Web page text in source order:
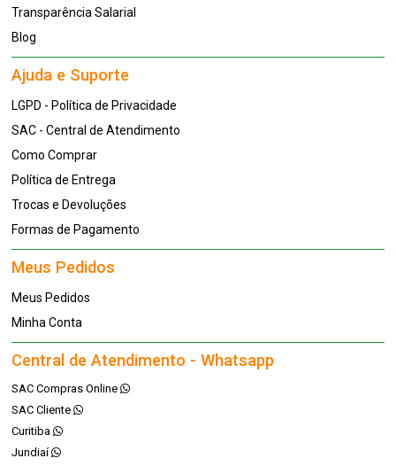
Transparência Salarial
Blog
Ajuda e Suporte
LGPD - Política de Privacidade
SAC - Central de Atendimento
Como Comprar
Política de Entrega
Trocas e Devoluções
Formas de Pagamento
Meus Pedidos
Meus Pedidos
Minha Conta
Central de Atendimento - Whatsapp
SAC Compras Online
SAC Cliente
Curitiba
Jundiaí